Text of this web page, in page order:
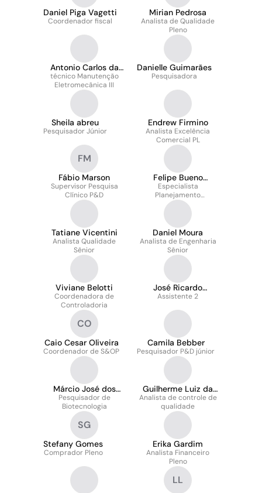
Daniel Piga Vagetti
Coordenador fiscal
Mirian Pedrosa
Analista de Qualidade
Pleno
Antonio Carlos da
Cunha Contente
técnico Manutenção
Eletromecânica III
Danielle Guimarães
Pesquisadora
Sheila abreu
Pesquisador Júnior
Endrew Firmino
Analista Excelência
Comercial PL
FM
Fábio Marson
Supervisor Pesquisa
Clínico P&D
Felipe Bueno
Francisco
Especialista
Planejamento
Estratégico
Tatiane Vicentini
Analista Qualidade
Sênior
Daniel Moura
Analista de Engenharia
Sênior
Viviane Belotti
Coordenadora de
Controladoria
José Ricardo
Sampaio Filho
Assistente 2
CO
Caio Cesar Oliveira
Coordenador de S&OP
Camila Bebber
Pesquisador P&D júnior
Márcio José dos
Santos Filho
Pesquisador de
Biotecnologia
Guilherme Luiz da
Trindade Pinto
Analista de controle de
qualidade
SG
Stefany Gomes
Comprador Pleno
Erika Gardim
Analista Financeiro
Pleno
LL